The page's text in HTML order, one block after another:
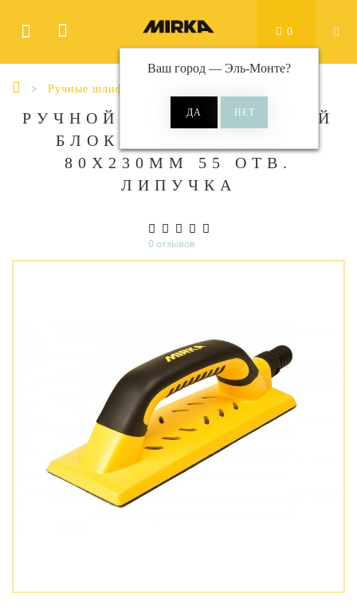
Ваш город — Эль-Монте?
0
Ручные шлифки
РУЧНОЙ ШЛИФОВАЛЬНЫЙ
БЛОК MIRKA HANDY
80Х230ММ 55 ОТВ.
ЛИПУЧКА
0 отзывов